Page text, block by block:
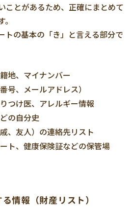
ことがあるため、正確にまとめて
トの基本の「き」と言える部分で
地、マイナンバー
号、メールアドレス）
つけ医、アレルギー情報
の自分史
、友人）の連絡先リスト
ト、健康保険証などの保管場
情報（財産リスト）